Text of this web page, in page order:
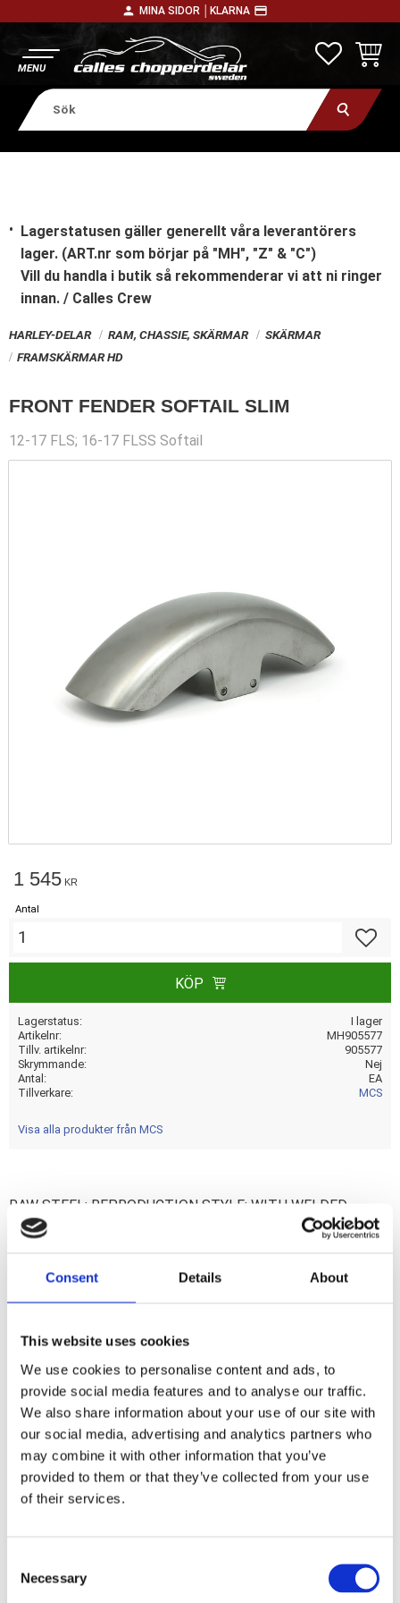
Consent Details About
This website uses cookies
We use cookies to personalise content and ads, to
provide social media features and to analyse our traffic.
We also share information about your use of our site with
our social media, advertising and analytics partners who
may combine it with other information that you’ve
provided to them or that they’ve collected from your use
of their services.
Necessary
person MINA SIDOR │ KLARNA payment
Lagerstatusen gäller generellt våra leverantörers
lager. (ART.nr som börjar på "MH", "Z" & "C")
Vill du handla i butik så rekommenderar vi att ni ringer
innan. / Calles Crew
HARLEY-DELAR RAM, CHASSIE, SKÄRMAR
SKÄRMAR
FRAMSKÄRMAR HD
FRONT FENDER SOFTAIL SLIM
12-17 FLS; 16-17 FLSS Softail
1 545 KR
Antal
KÖP
Lagerstatus
I lager
Artikelnr
MH905577
Tillv. artikelnr
905577
Skrymmande
Nej
Antal
EA
Tillverkare
MCS
Visa alla produkter från MCS
RAW STEEL; REPRODUCTION STYLE; WITH WELDED
BRACKETS
Dela med dig
c
b
o
k
Omdömen
Du
Bli den första att lämna ett omdöme.